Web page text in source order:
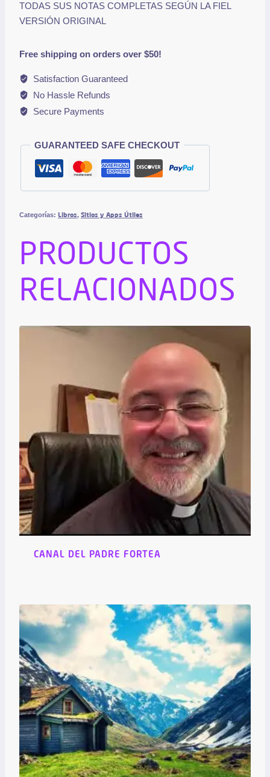
TODAS SUS NOTAS COMPLETAS SEGÚN LA FIEL
VERSIÓN ORIGINAL
Free shipping on orders over $50!
Satisfaction Guaranteed
No Hassle Refunds
Secure Payments
GUARANTEED SAFE CHECKOUT
Categorías: Libros, Sitios y Apps Útiles
PRODUCTOS
RELACIONADOS
CANAL DEL PADRE FORTEA